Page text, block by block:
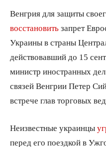
Венгрия для защиты
восстановить запрет
Украины в страны
действовавший до 15
министр иностранных
связей Венгрии Петер
встрече глав торговых
Неизвестные украинцы
перед его поездкой в